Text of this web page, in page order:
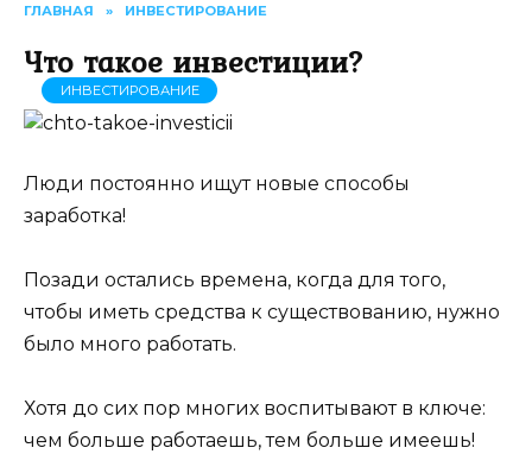
ГЛАВНАЯ » ИНВЕСТИРОВАНИЕ
Что такое инвестиции?
ИНВЕСТИРОВАНИЕ
Люди постоянно ищут новые способы
заработка!
Позади остались времена, когда для того,
чтобы иметь средства к существованию, нужно
было много работать.
Хотя до сих пор многих воспитывают в ключе:
чем больше работаешь, тем больше имеешь!